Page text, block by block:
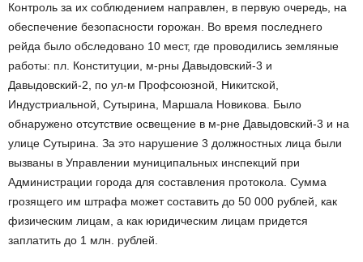
Контроль за их соблюдением направлен, в первую очередь, на
обеспечение безопасности горожан. Во время последнего
рейда было обследовано 10 мест, где проводились земляные
работы: пл. Конституции, м-рны Давыдовский-3 и
Давыдовский-2, по ул-м Профсоюзной, Никитской,
Индустриальной, Сутырина, Маршала Новикова. Было
обнаружено отсутствие освещение в м-рне Давыдовский-3 и на
улице Сутырина. За это нарушение 3 должностных лица были
вызваны в Управлении муниципальных инспекций при
Администрации города для составления протокола. Сумма
грозящего им штрафа может составить до 50 000 рублей, как
физическим лицам, а как юридическим лицам придется
заплатить до 1 млн. рублей.